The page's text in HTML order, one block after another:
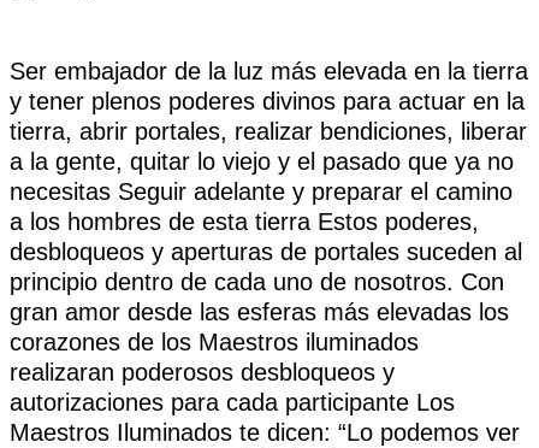
Ser embajador de la luz más elevada en la tierra
y tener plenos poderes divinos para actuar en la
tierra, abrir portales, realizar bendiciones, liberar
a la gente, quitar lo viejo y el pasado que ya no
necesitas Seguir adelante y preparar el camino
a los hombres de esta tierra Estos poderes,
desbloqueos y aperturas de portales suceden al
principio dentro de cada uno de nosotros. Con
gran amor desde las esferas más elevadas los
corazones de los Maestros iluminados
realizaran poderosos desbloqueos y
autorizaciones para cada participante Los
Maestros Iluminados te dicen: “Lo podemos ver